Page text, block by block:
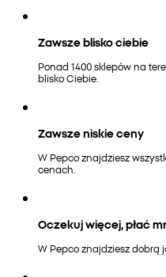
Zawsze blisko ciebie
Ponad 1400 sklepów na
blisko Ciebie.
Zawsze niskie ceny
W Pepco znajdziesz
cenach.
Oczekuj więcej, płać
W Pepco znajdziesz dobrą